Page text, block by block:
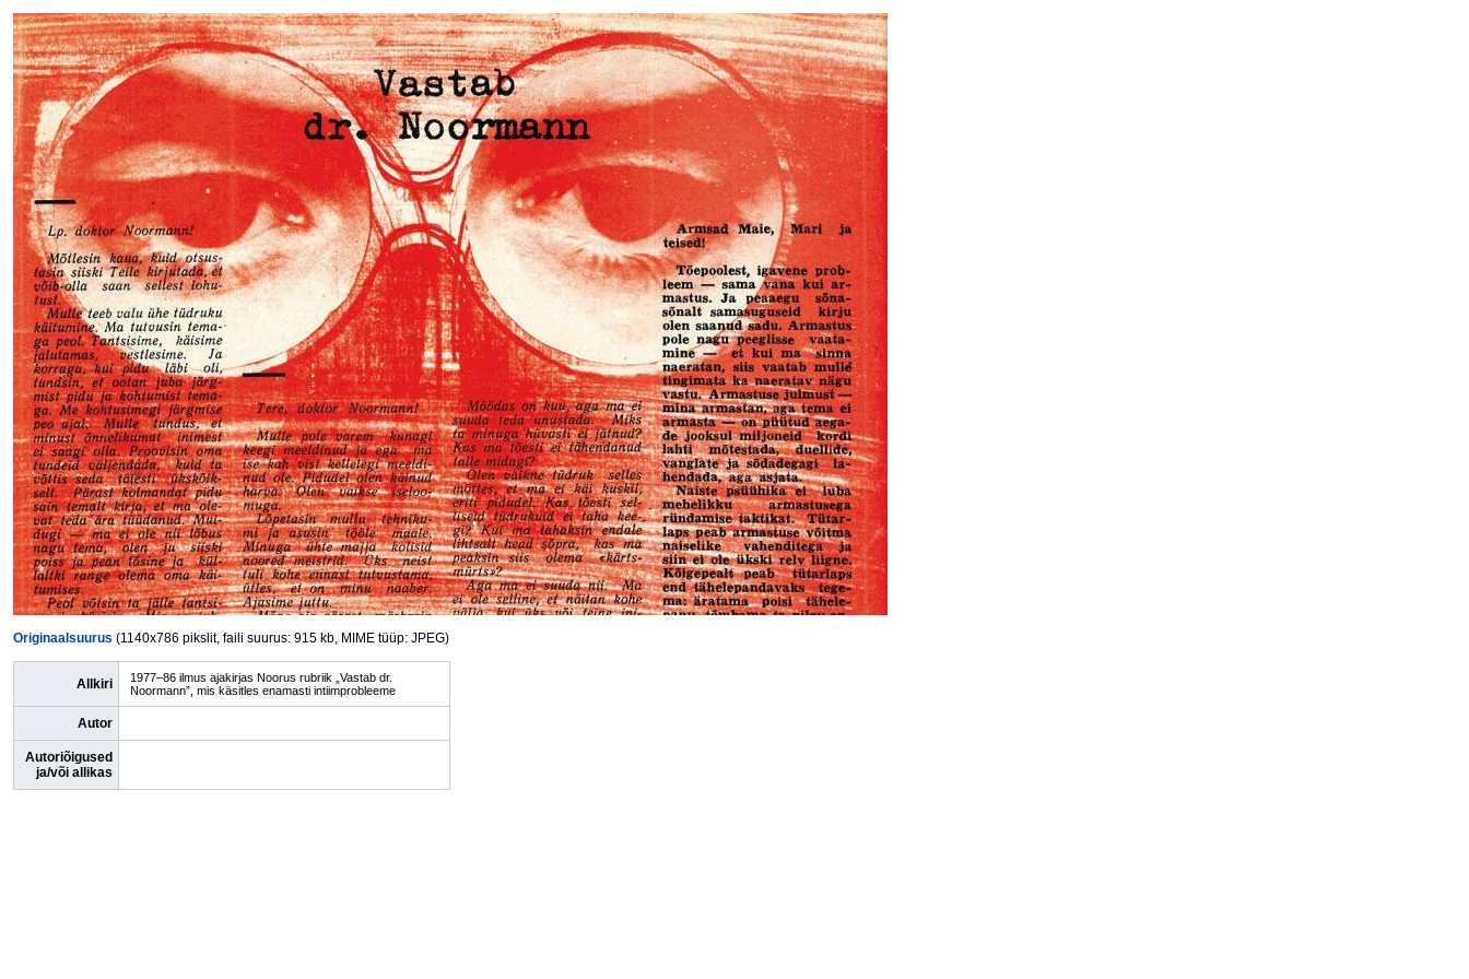
Originaalsuurus (1140x786 pikslit, faili suurus: 915 kb, MIME tüüp: JPEG)
Allkiri
1977–86 ilmus ajakirjas Noorus rubriik „Vastab dr.
Noormann”, mis käsitles enamasti intiimprobleeme
Autor
Autoriõigused
ja/või allikas